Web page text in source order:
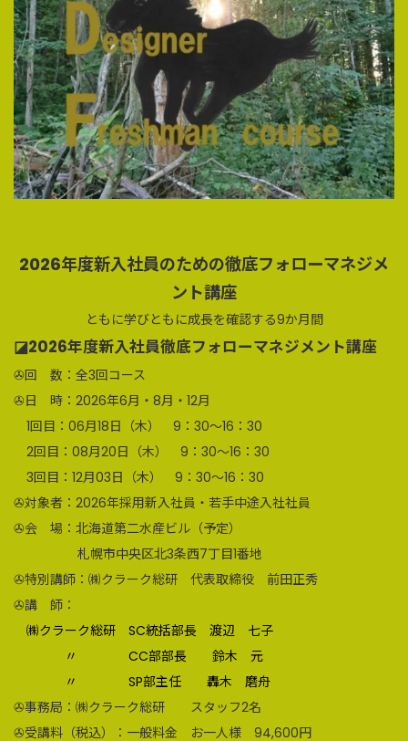
2026年度新入社員のための徹底フォローマネジメ
ント講座
ともに学びともに成長を確認する9か月間
◪2026年度新入社員徹底フォローマネジメント講座
✇回 数：全3回コース
✇日 時：2026年6月・8月・12月
1回目：06月18日（木） 9：30～16：30
2回目：08月20日（木） 9：30～16：30
3回目：12月03日（木） 9：30～16：30
✇対象者：2026年採用新入社員・若手中途入社社員
✇会 場：北海道第二水産ビル（予定）
札幌市中央区北3条西7丁目1番地
✇特別講師：㈱クラーク総研 代表取締役 前田正秀
✇講 師：
㈱クラーク総研 SC統括部長 渡辺 七子
〃 CC部部長 鈴木 元
〃 SP部主任 轟木 磨舟
✇事務局：㈱クラーク総研 スタッフ2名
✇受講料（税込）：一般料金 お一人様 94,600円